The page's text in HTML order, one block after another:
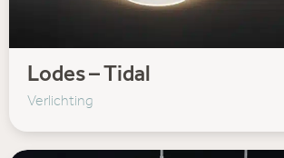
Lodes – Tidal
Verlichting